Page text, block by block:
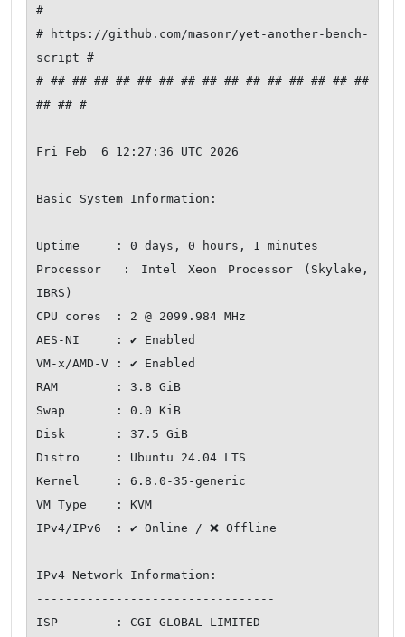
#
# https://github.com/masonr/yet-another-bench-
script #
# ## ## ## ## ## ## ## ## ## ## ## ## ## ## ##
## ## #
Fri Feb  6 12:27:36 UTC 2026
Basic System Information:
---------------------------------
Uptime     : 0 days, 0 hours, 1 minutes
Processor  : Intel Xeon Processor (Skylake,
IBRS)
CPU cores  : 2 @ 2099.984 MHz
AES-NI     : ✔ Enabled
VM-x/AMD-V : ✔ Enabled
RAM        : 3.8 GiB
Swap       : 0.0 KiB
Disk       : 37.5 GiB
Distro     : Ubuntu 24.04 LTS
Kernel     : 6.8.0-35-generic
VM Type    : KVM
IPv4/IPv6  : ✔ Online / ❌ Offline
IPv4 Network Information:
---------------------------------
ISP        : CGI GLOBAL LIMITED